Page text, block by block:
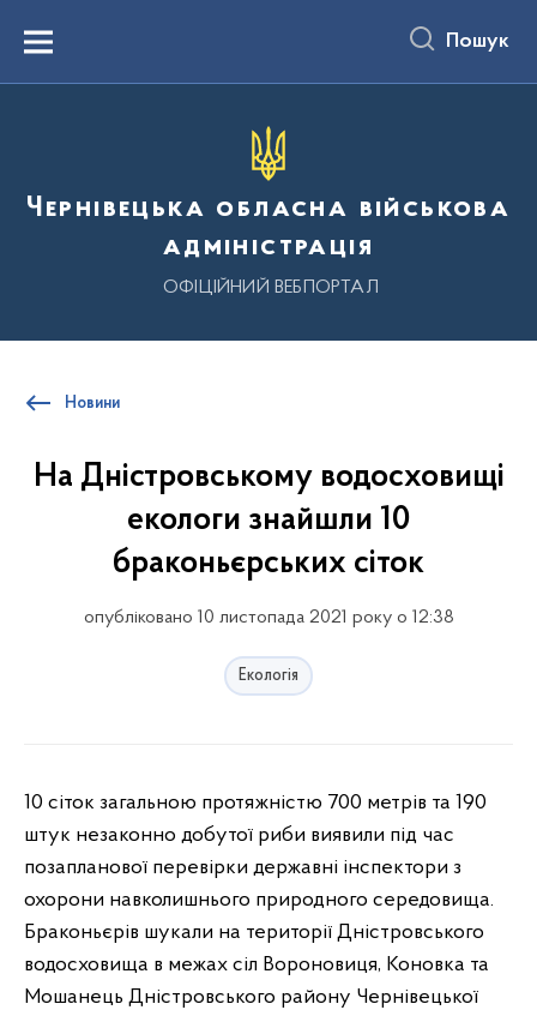
вмістуMenu Пошук
Чернівецька обласна військова
адміністрація
ОФІЦІЙНИЙ ВЕБПОРТАЛ
Новини
На Дністровському водосховищі
екологи знайшли 10
браконьєрських сіток
опубліковано 10 листопада 2021 року о 12:38
Екологія
10 сіток загальною протяжністю 700 метрів та 190
штук незаконно добутої риби виявили під час
позапланової перевірки державні інспектори з
охорони навколишнього природного середовища.
Браконьєрів шукали на території Дністровського
водосховища в межах сіл Вороновиця, Коновка та
Мошанець Дністровського району Чернівецької